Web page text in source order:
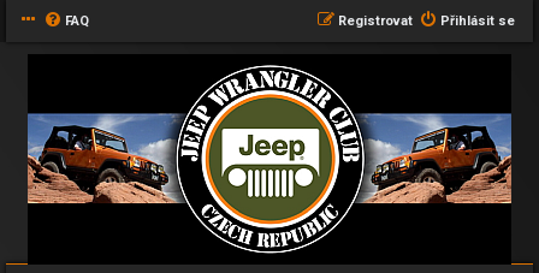
FAQ Přihlásit se
Registrovat